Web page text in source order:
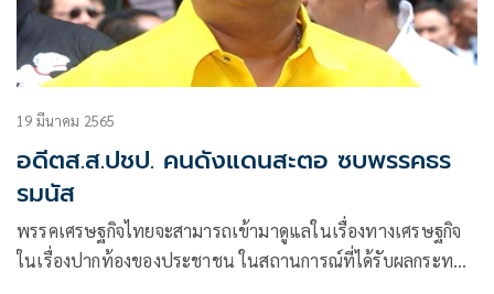
19 มีนาคม 2565
อดีตส.ส.ปชป. คนดังแดนสะตอ ซบพรรคธร
รมนัส
พรรคเศรษฐกิจไทยจะสามารถเข้ามาดูแลในเรื่องทางเศรษฐกิจ
ในเรื่องปากท้องของประชาชน ในสถานการณ์ที่ได้รับผลกระทบ